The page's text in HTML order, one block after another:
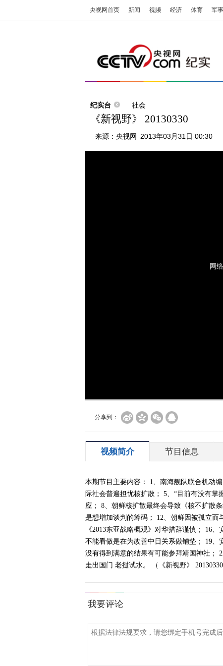
央视网首页 新闻 视频 经济 体育 军事
纪实台 社会
《新视野》 20130330
来源： 央视网 2013年03月31日 00:30
网
分享到：
视频简介 节目信息
本期节目主要内容： 1、南海舰队联合机动
际社会普遍担忧核扩散； 5、“目前有没有
应； 8、朝鲜核扩散最终会导致《核不扩散
是想增加谈判的筹码； 12、朝鲜因被孤立而
《2013东亚战略概观》对华措辞谨慎； 16
不能看做是在为改善中日关系做铺垫； 19
没有得到满意的结果有可能参拜靖国神社；
走出国门 老挝试水。 （《新视野》 20130330